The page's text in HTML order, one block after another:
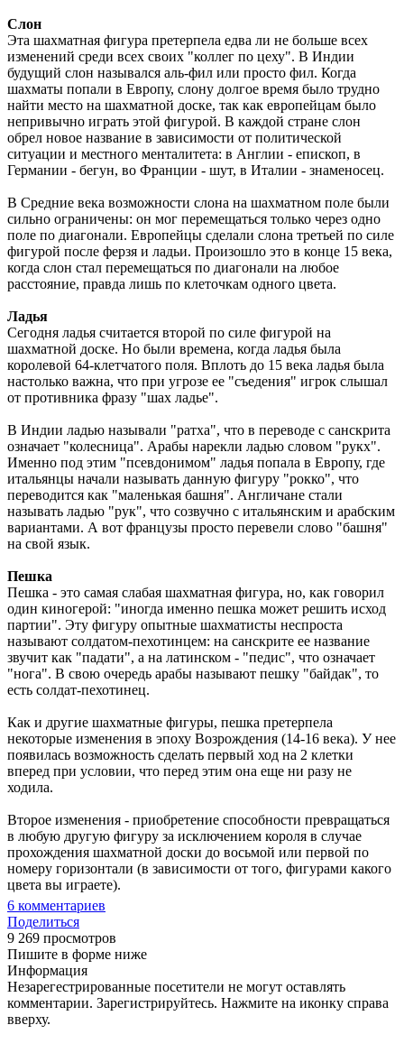
Слон
Эта шахматная фигура претерпела едва ли не больше всех
изменений среди всех своих "коллег по цеху". В Индии
будущий слон назывался аль-фил или просто фил. Когда
шахматы попали в Европу, слону долгое время было трудно
найти место на шахматной доске, так как европейцам было
непривычно играть этой фигурой. В каждой стране слон
обрел новое название в зависимости от политической
ситуации и местного менталитета: в Англии - епископ, в
Германии - бегун, во Франции - шут, в Италии - знаменосец.
В Средние века возможности слона на шахматном поле были
сильно ограничены: он мог перемещаться только через одно
поле по диагонали. Европейцы сделали слона третьей по силе
фигурой после ферзя и ладьи. Произошло это в конце 15 века,
когда слон стал перемещаться по диагонали на любое
расстояние, правда лишь по клеточкам одного цвета.
Ладья
Сегодня ладья считается второй по силе фигурой на
шахматной доске. Но были времена, когда ладья была
королевой 64-клетчатого поля. Вплоть до 15 века ладья была
настолько важна, что при угрозе ее "съедения" игрок слышал
от противника фразу "шах ладье".
В Индии ладью называли "ратха", что в переводе с санскрита
означает "колесница". Арабы нарекли ладью словом "рукх".
Именно под этим "псевдонимом" ладья попала в Европу, где
итальянцы начали называть данную фигуру "рокко", что
переводится как "маленькая башня". Англичане стали
называть ладью "рук", что созвучно с итальянским и арабским
вариантами. А вот французы просто перевели слово "башня"
на свой язык.
Пешка
Пешка - это самая слабая шахматная фигура, но, как говорил
один киногерой: "иногда именно пешка может решить исход
партии". Эту фигуру опытные шахматисты неспроста
называют солдатом-пехотинцем: на санскрите ее название
звучит как "падати", а на латинском - "педис", что означает
"нога". В свою очередь арабы называют пешку "байдак", то
есть солдат-пехотинец.
Как и другие шахматные фигуры, пешка претерпела
некоторые изменения в эпоху Возрождения (14-16 века). У нее
появилась возможность сделать первый ход на 2 клетки
вперед при условии, что перед этим она еще ни разу не
ходила.
Второе изменения - приобретение способности превращаться
в любую другую фигуру за исключением короля в случае
прохождения шахматной доски до восьмой или первой по
номеру горизонтали (в зависимости от того, фигурами какого
цвета вы играете).
6 комментариев
Поделиться
9 269 просмотров
Пишите в форме ниже
Информация
Незарегестрированные посетители не могут оставлять
комментарии. Зарегистрируйтесь. Нажмите на иконку справа
вверху.